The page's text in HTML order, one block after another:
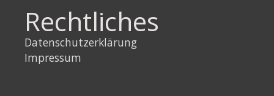
Rechtliches
Datenschutzerklärung
Impressum